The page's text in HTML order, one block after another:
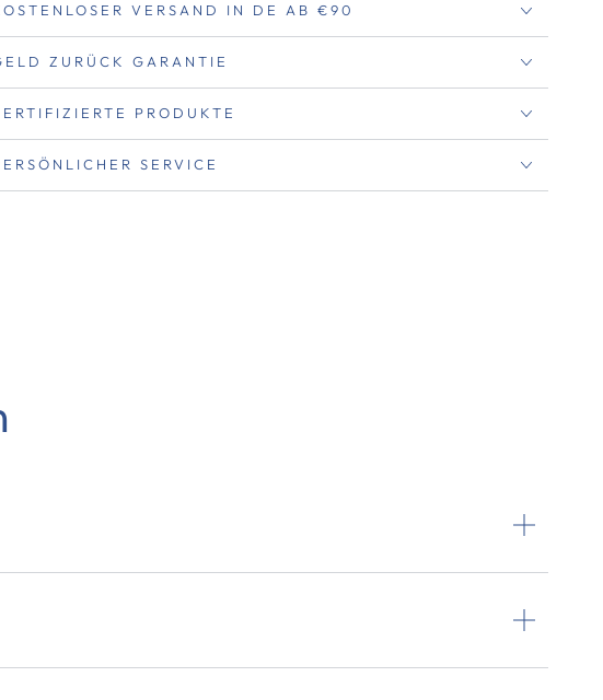
VERSAND IN DE AB €90
ZURÜCK GARANTIE
PRODUKTE
SERVICE